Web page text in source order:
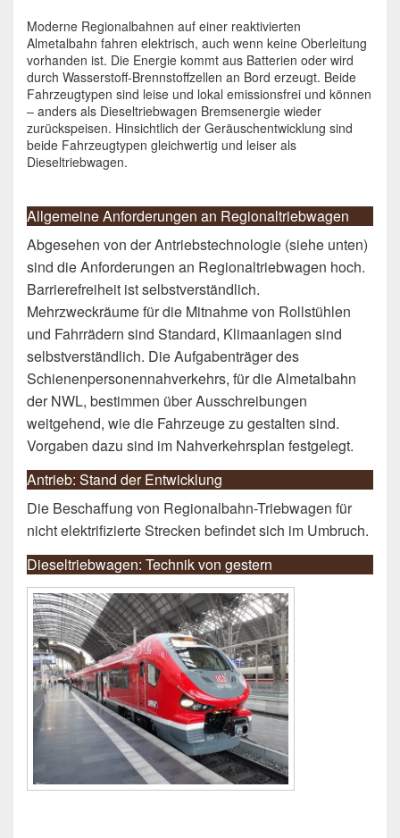
Moderne Regionalbahnen auf einer reaktivierten
Almetalbahn fahren elektrisch, auch wenn keine Oberleitung
vorhanden ist. Die Energie kommt aus Batterien oder wird
durch Wasserstoff-Brennstoffzellen an Bord erzeugt. Beide
Fahrzeugtypen sind leise und lokal emissionsfrei und können
– anders als Dieseltriebwagen Bremsenergie wieder
zurückspeisen. Hinsichtlich der Geräuschentwicklung sind
beide Fahrzeugtypen gleichwertig und leiser als
Dieseltriebwagen.
Allgemeine Anforderungen an Regionaltriebwagen
Abgesehen von der Antriebstechnologie (siehe unten)
sind die Anforderungen an Regionaltriebwagen hoch.
Barrierefreiheit ist selbstverständlich.
Mehrzweckräume für die Mitnahme von Rollstühlen
und Fahrrädern sind Standard, Klimaanlagen sind
selbstverständlich. Die Aufgabenträger des
Schienenpersonennahverkehrs, für die Almetalbahn
der NWL, bestimmen über Ausschreibungen
weitgehend, wie die Fahrzeuge zu gestalten sind.
Vorgaben dazu sind im Nahverkehrsplan festgelegt.
Antrieb: Stand der Entwicklung
Die Beschaffung von Regionalbahn-Triebwagen für
nicht elektrifizierte Strecken befindet sich im Umbruch.
Dieseltriebwagen: Technik von gestern